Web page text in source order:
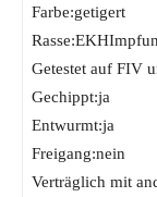
Farbe:getigert
Getestet auf FIV
Gechippt:ja
Entwurmt:ja
Freigang:nein
Verträglich mit